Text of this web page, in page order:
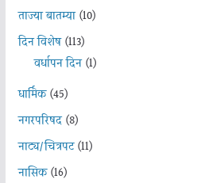
ताज्या बातम्या(10)
दिन विशेष(113)
वर्धापन दिन(1)
धार्मिक(45)
नगरपरिषद(8)
नाट्य/चित्रपट(11)
नासिक(16)